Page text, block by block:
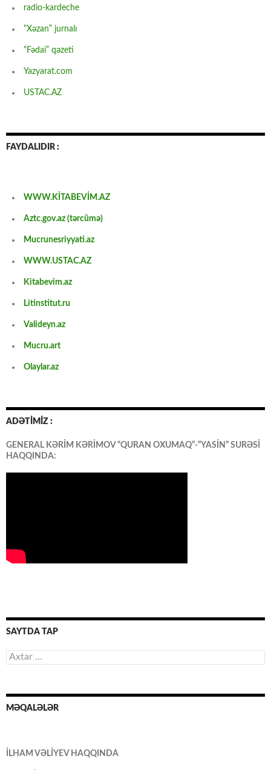
radio-kardeche
“Xəzan” jurnalı
“Fədai” qəzeti
Yazyarat.com
USTAC.AZ
FAYDALIDIR :
WWW.KİTABEVİM.AZ
Aztc.gov.az (tərcümə)
Mucrunesriyyati.az
WWW.USTAC.AZ
Kitabevim.az
Litinstitut.ru
Valideyn.az
Mucru.art
Olaylar.az
ADƏTİMİZ :
GENERAL KƏRİM KƏRİMOV “QURAN OXUMAQ”-“YASİN” SURƏSİ
HAQQINDA:
SAYTDA TAP
Axtarış:
MƏQALƏLƏR
İLHAM VƏLİYEV HAQQINDA